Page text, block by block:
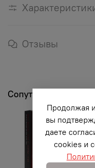
Отзывы
Сопутствующие
Продолжая
вы
даете
cookies и